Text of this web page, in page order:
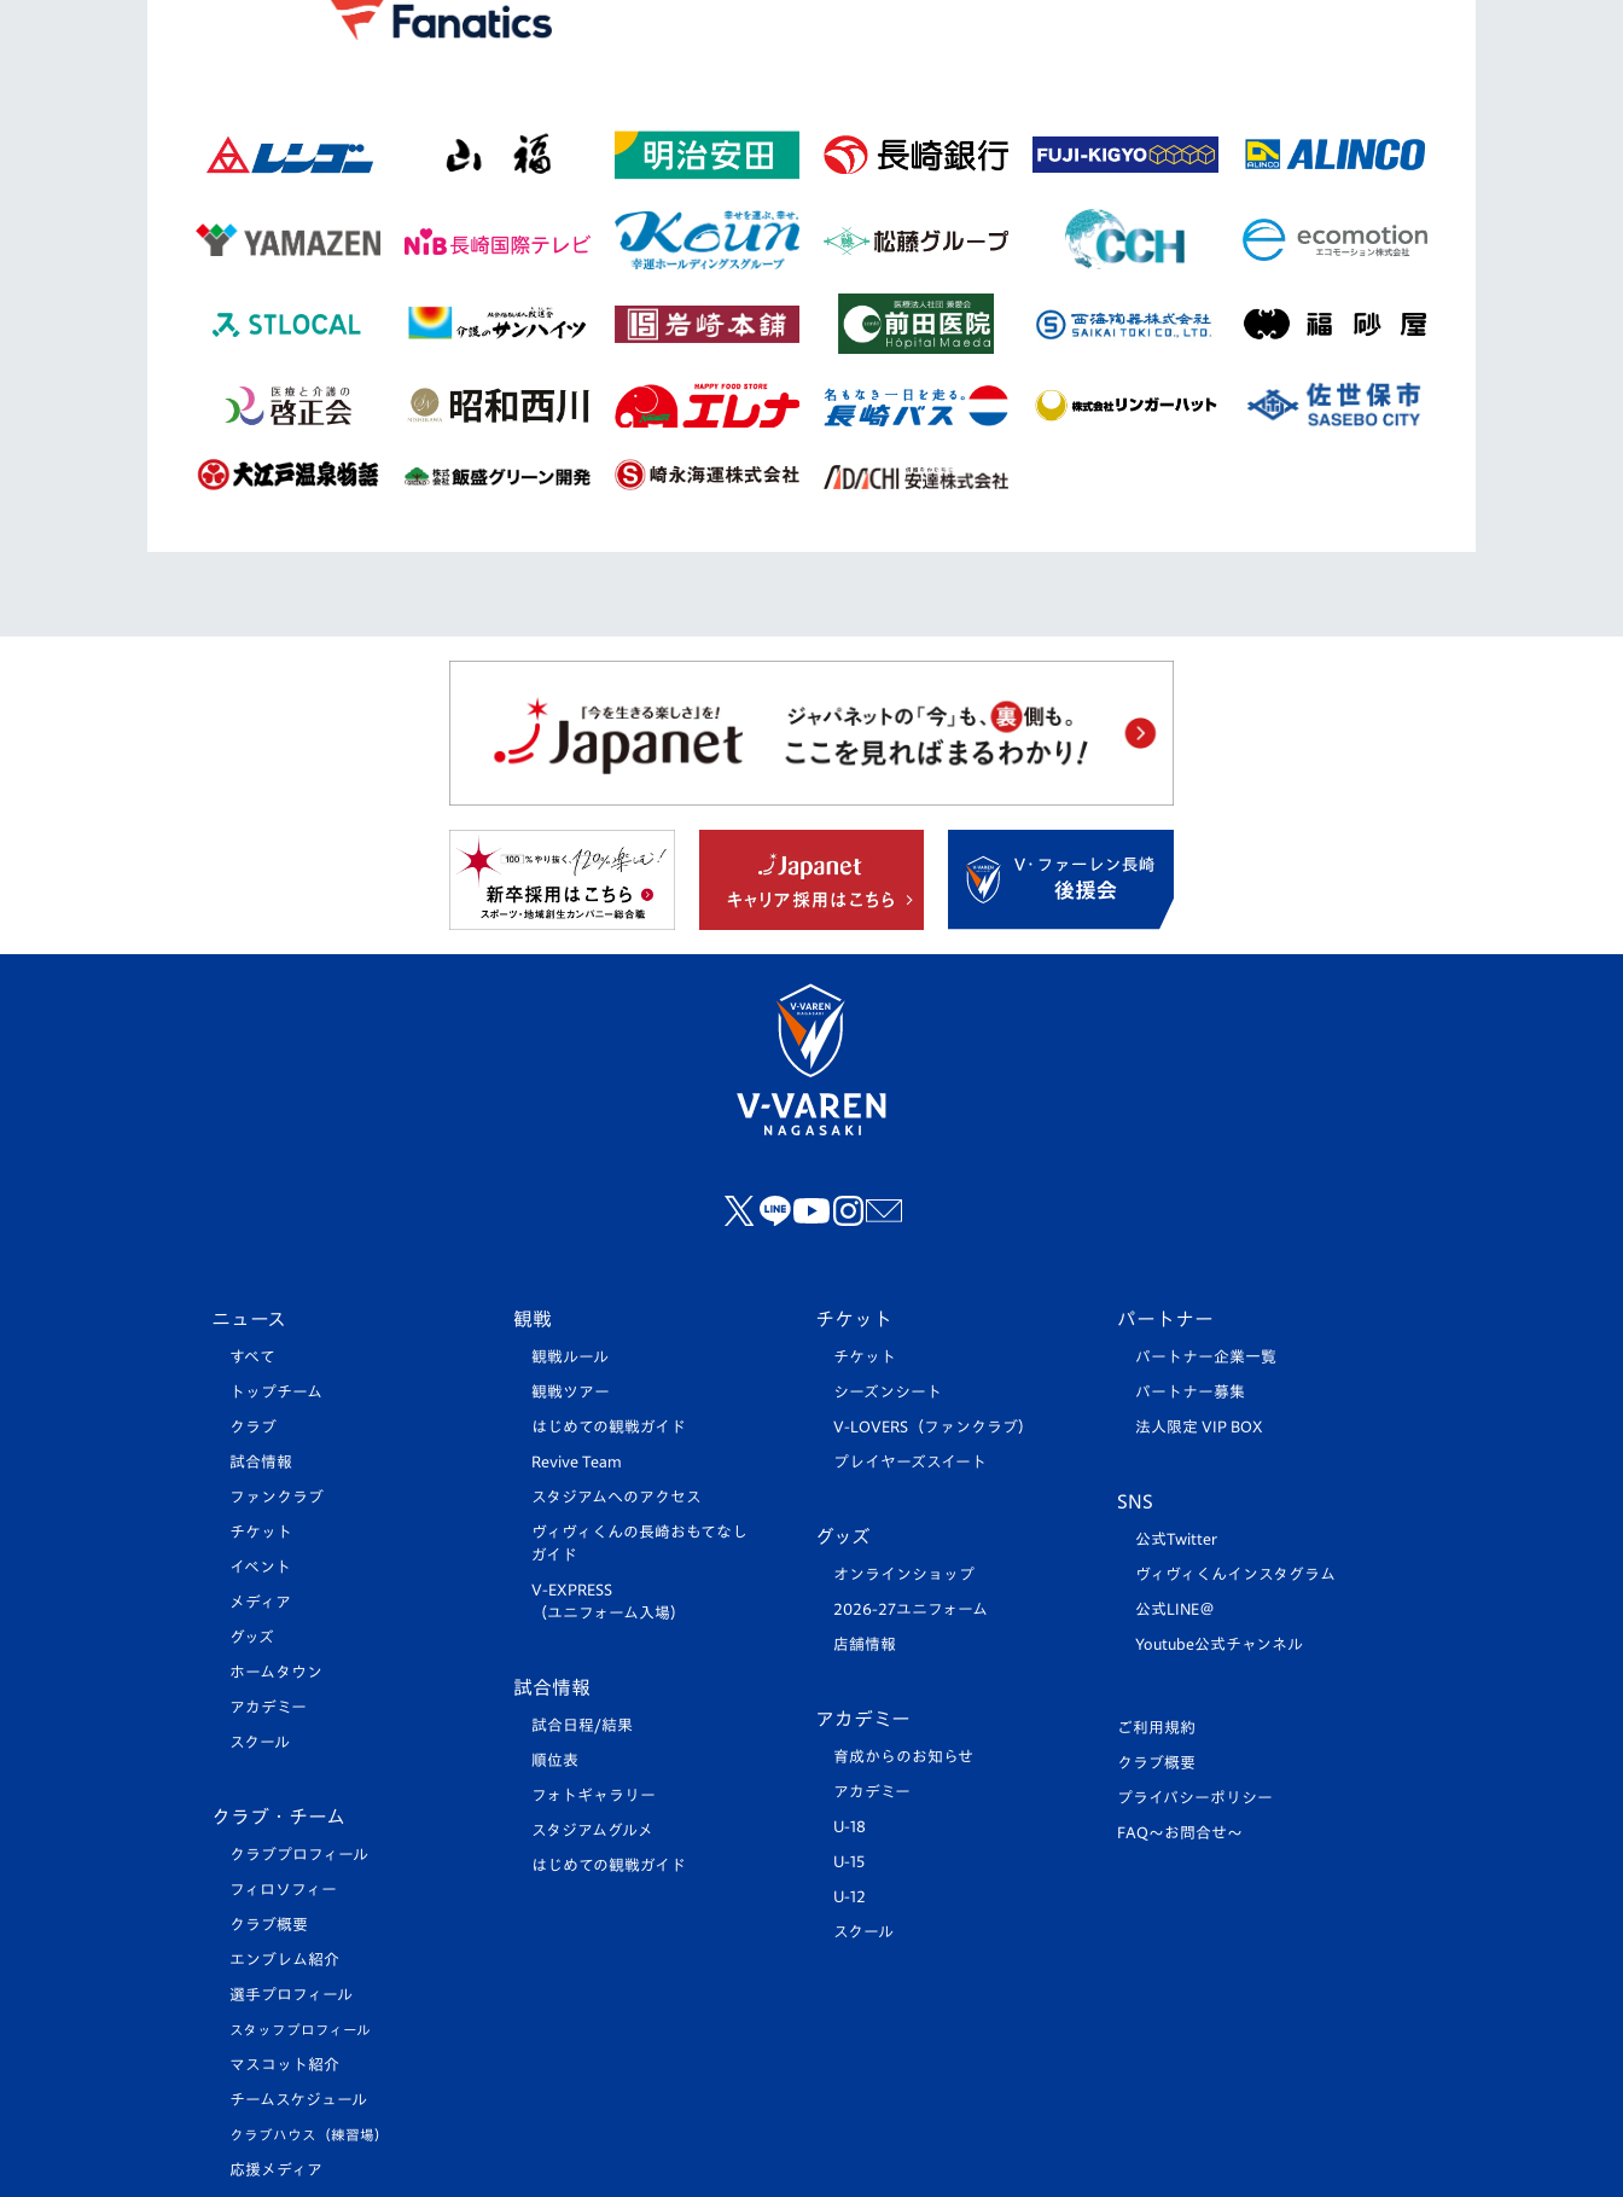
ニュース
すべて
トップチーム
クラブ
試合情報
ファンクラブ
チケット
イベント
メディア
グッズ
ホームタウン
アカデミー
スクール
クラブ・チーム
クラブプロフィール
フィロソフィー
クラブ概要
エンブレム紹介
選手プロフィール
スタッフプロフィール
マスコット紹介
チームスケジュール
クラブハウス（練習場）
応援メディア
観戦
観戦ルール
観戦ツアー
はじめての観戦ガイド
Revive Team
スタジアムへのアクセス
ヴィヴィくんの長崎おもてなし
ガイド
V-EXPRESS
（ユニフォーム入場）
試合情報
試合日程/結果
順位表
フォトギャラリー
スタジアムグルメ
はじめての観戦ガイド
チケット
チケット
シーズンシート
V-LOVERS（ファンクラブ）
プレイヤーズスイート
グッズ
オンラインショップ
2026-27ユニフォーム
店舗情報
アカデミー
育成からのお知らせ
アカデミー
U-18
U-15
U-12
スクール
パートナー
パートナー企業一覧
パートナー募集
法人限定 VIP BOX
SNS
公式Twitter
ヴィヴィくんインスタグラム
公式LINE＠
Youtube公式チャンネル
ご利用規約
クラブ概要
プライバシーポリシー
FAQ〜お問合せ〜